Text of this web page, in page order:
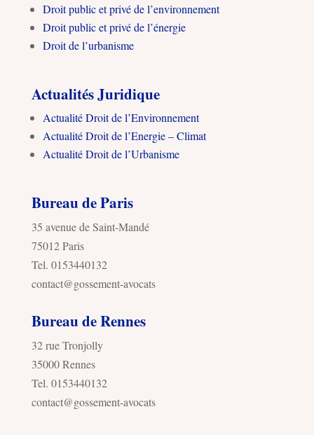
Droit public et privé de l’environnement
Droit public et privé de l’énergie
Droit de l’urbanisme
Actualités Juridique
Actualité Droit de l’Environnement
Actualité Droit de l’Energie – Climat
Actualité Droit de l’Urbanisme
Bureau de Paris
35 avenue de Saint-Mandé
75012 Paris
Tel. 0153440132
contact@gossement-avocats
Bureau de Rennes
32 rue Tronjolly
35000 Rennes
Tel. 0153440132
contact@gossement-avocats